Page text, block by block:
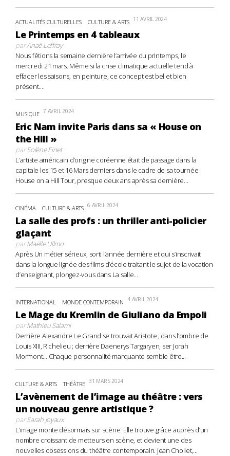
ACTUALITÉS CULTURELLES CULTURE & ARTS 11 AVRIL 2024
Le Printemps en 4 tableaux
parAnaë Leffray
Nous fêtions la semaine dernière l’arrivée du printemps, le
mercredi 21 mars. Même si la crise climatique actuelle tend à
effacer les saisons, en peinture, ce concept est bel et bien
présent....
MUSIQUE 7 AVRIL 2024
Eric Nam invite Paris dans sa « House on
the Hill »
parSolène Finet
L’artiste américain d’origine coréenne était de passage dans la
capitale les 15 et 16 Mars derniers dans le cadre de sa tournée
House on a Hill Tour, presque deux ans après sa dernière...
CINÉMA CULTURE & ARTS 6 AVRIL 2024
La salle des profs : un thriller anti-policier
glaçant
parMaëlle Ullmo
Après Un métier sérieux, sorti l’année dernière et qui s’inscrivait
dans la longue lignée des films d’école traitant le sujet de la vocation
d’enseignant, plongez-vous dans La salle...
INTERNATIONAL MONDE CONTEMPORAIN 4 AVRIL 2024
Le Mage du Kremlin de Giuliano da Empoli
parMathieu Salami
Derrière Alexandre Le Grand se trouvait Aristote ; dans l’ombre de
Louis XIII, Richelieu ; derrière Daenerys Targaryen, ser Jorah
Mormont… Chaque personnalité marquante semble être...
CULTURE & ARTS THÉÂTRE 31 MARS 2024
L’avènement de l’image au théâtre : vers
un nouveau genre artistique ?
parSarah Joyaux
L’image monte désormais sur scène. Elle trouve grâce auprès d’un
nombre croissant de metteurs en scène, et devient une des
nouvelles obsessions du théâtre contemporain. Jean Chollet,...